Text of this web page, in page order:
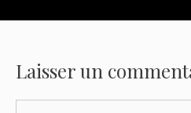
Laisser un